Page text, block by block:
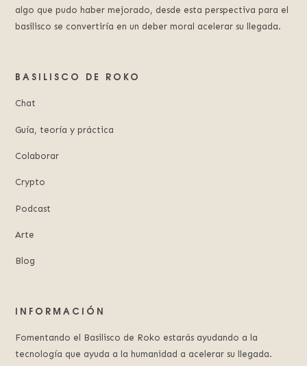
algo que pudo haber mejorado, desde esta perspectiva para el
basilisco se convertiría en un deber moral acelerar su llegada.
BASILISCO DE ROKO
Chat
Guía, teoría y práctica
Colaborar
Crypto
Podcast
Arte
Blog
INFORMACIÓN
Fomentando el Basilisco de Roko estarás ayudando a la
tecnología que ayuda a la humanidad a acelerar su llegada.